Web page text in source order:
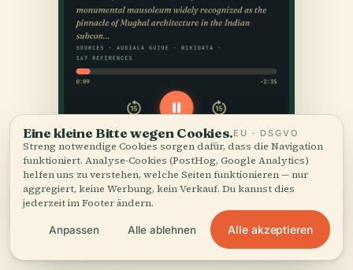
Eine kleine Bitte wegen Cookies.EU · DSGVO
Streng notwendige Cookies sorgen dafür, dass die Navigation
funktioniert. Analyse-Cookies (PostHog, Google Analytics)
helfen uns zu verstehen, welche Seiten funktionieren — nur
aggregiert, keine Werbung, kein Verkauf. Du kannst dies
jederzeit im Footer ändern.
Anpassen Alle ablehnen Alle akzeptieren